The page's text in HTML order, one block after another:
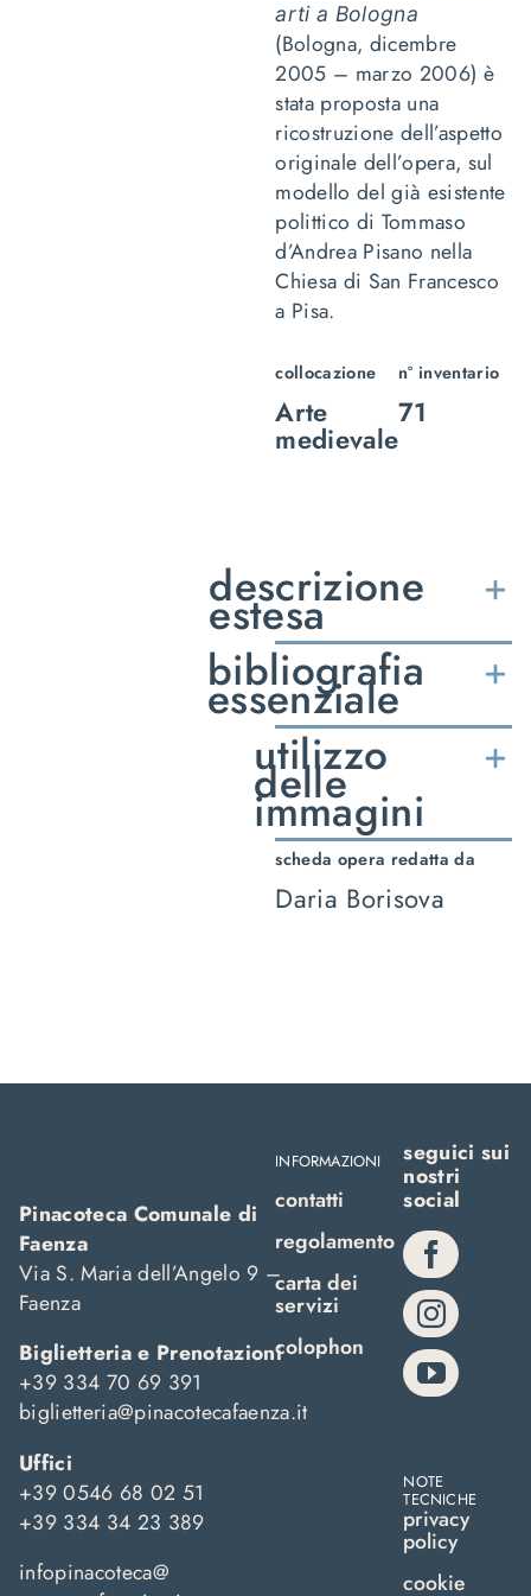
arti a Bologna
(Bologna, dicembre
2005 – marzo 2006) è
stata proposta una
ricostruzione dell’aspetto
originale dell’opera, sul
modello del già esistente
polittico di Tommaso
d’Andrea Pisano nella
Chiesa di San Francesco
a Pisa.
collocazione
Arte
medievale
n° inventario
71
descrizione
estesa
bibliografia
essenziale
utilizzo
delle
immagini
scheda opera redatta da
Daria Borisova
Pinacoteca Comunale di
Faenza
Via S. Maria dell’Angelo 9 –
Faenza
Biglietteria e Prenotazioni
+39 334 70 69 391
biglietteria@pinacotecafaenza.it
Uffici
+39 0546 68 02 51
+39 334 34 23 389
infopinacoteca@
INFORMAZIONI
contatti
regolamento
carta dei
servizi
colophon
seguici sui
nostri
social
NOTE
TECNICHE
privacy
policy
cookie